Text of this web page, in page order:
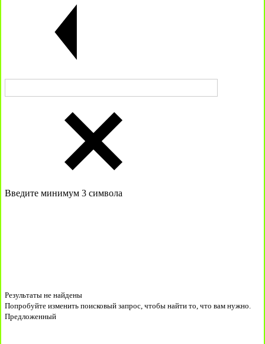
Введите минимум 3 символа
Результаты не найдены
Попробуйте изменить поисковый запрос, чтобы найти то, что вам нужно.
Предложенный